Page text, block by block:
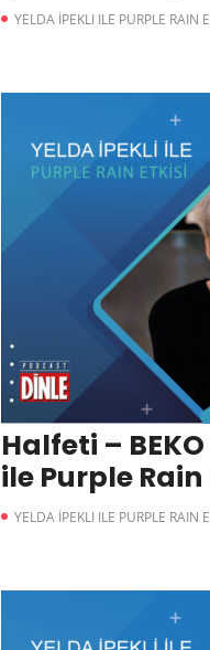
YELDA İPEKLI ILE PURPLE RAIN
Halfeti –
ile Purple Rain
YELDA İPEKLI ILE PURPLE RAIN